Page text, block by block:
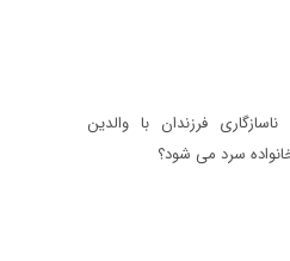
فرزندان با والدین
سرد می شود؟